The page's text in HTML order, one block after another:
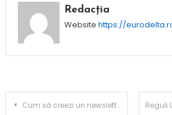
Redacția
Website https://
Navigare
Cum să creezi un newsletter care atrage cititori